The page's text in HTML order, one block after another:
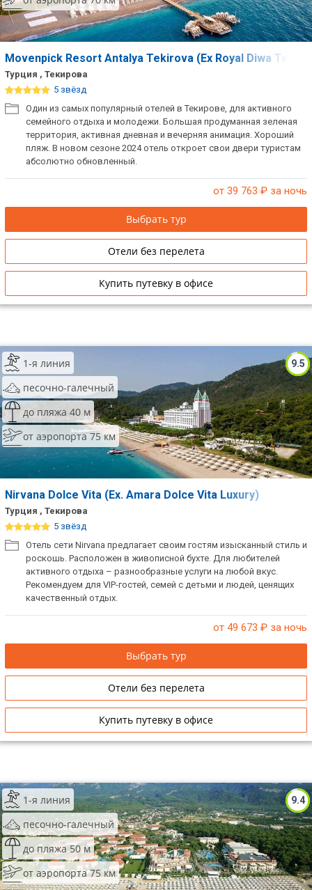
Movenpick Resort Antalya Tekirova (Ex Royal Diwa
Турция , Текирова
5 звёзд
Один из самых популярный отелей в Текирове, для активного
семейного отдыха и молодежи. Большая продуманная зеленая
территория, активная дневная и вечерняя анимация. Хороший
пляж. В новом сезоне 2024 отель откроет свои двери туристам
абсолютно обновленный.
от 39 763 ₽ за ночь
Выбрать тур
Отели без перелета
Купить путевку в офисе
9.5
1-я линия
песочно-галечный
до пляжа 40 м
от аэропорта 75 км
Nirvana Dolce Vita (Ex. Amara Dolce Vita Luxury)
Турция , Текирова
5 звёзд
Отель сети Nirvana предлагает своим гостям изысканный стиль и
роскошь. Расположен в живописной бухте. Для любителей
активного отдыха – разнообразные услуги на любой вкус.
Рекомендуем для VIP-гостей, семей с детьми и людей, ценящих
качественный отдых.
от 49 673 ₽ за ночь
Выбрать тур
Отели без перелета
Купить путевку в офисе
9.4
1-я линия
песочно-галечный
до пляжа 50 м
от аэропорта 75 км